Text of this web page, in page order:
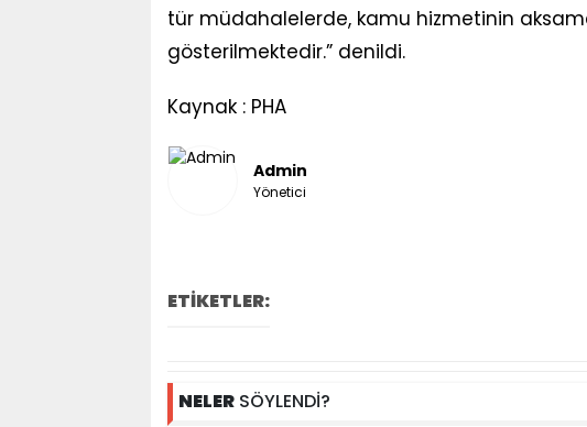
tür müdahalelerde, kamu hizmetinin
gösterilmektedir.” denildi.
Kaynak : PHA
Admin
Yönetici
ETİKETLER:
NELERSÖYLENDİ?